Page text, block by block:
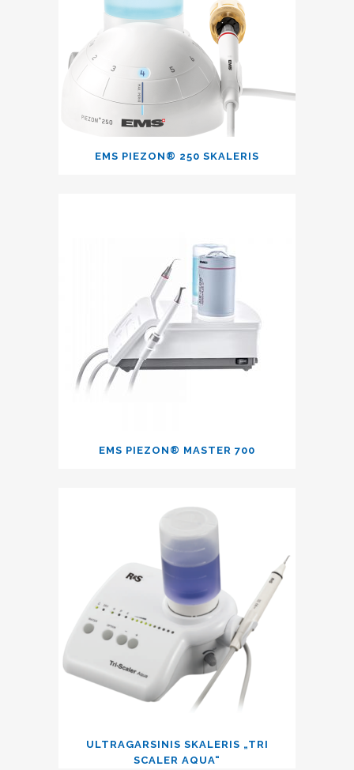
EMS PIEZON® 250 SKALERIS
EMS PIEZON® MASTER 700
ULTRAGARSINIS SKALERIS „TRI
SCALER AQUA“